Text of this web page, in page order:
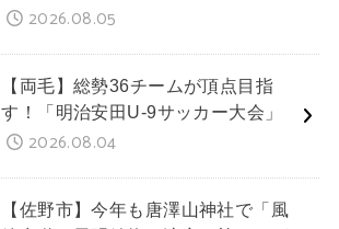
2026.08.05
【両毛】総勢36チームが頂点目指
す！「明治安田U-9サッカー大会」
2026.08.04
【佐野市】今年も唐澤山神社で「風